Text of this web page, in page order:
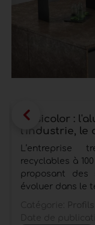
Ossicolor :
l'industrie, le
L’entreprise
recyclables à
proposant des
évoluer dans le